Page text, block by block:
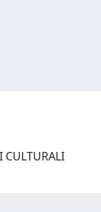
CULTURALI